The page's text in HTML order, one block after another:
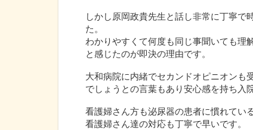
しかし原岡政貴先生と話し非常に丁寧
た。
わかりやすくて何度も同じ事聞いても理
と感じたのが即決の理由です。
大和病院に内緒でセカンドオピニオンも
でしょうとの言葉もあり安心感を持ち入
看護婦さん方も泌尿器の患者に慣れてい
看護婦さん達の対応も丁寧で早いです。